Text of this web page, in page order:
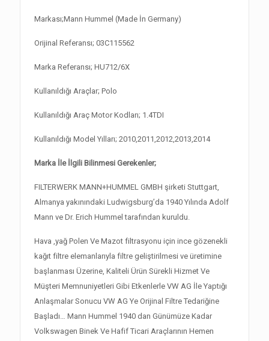
Markası;Mann Hummel (Made İn Germany)
Orijinal Referansı; 03C115562
Marka Referansı; HU712/6X
Kullanıldığı Araçlar; Polo
Kullanıldığı Araç Motor Kodları; 1.4TDI
Kullanıldığı Model Yılları; 2010,2011,2012,2013,2014
Marka İle İlgili Bilinmesi Gerekenler;
FILTERWERK MANN+HUMMEL GMBH şirketi Stuttgart,
Almanya yakınındaki Ludwigsburg’da 1940 Yılında Adolf
Mann ve Dr. Erich Hummel tarafından kuruldu.
Hava ,yağ Polen Ve Mazot filtrasyonu için ince gözenekli
kağıt filtre elemanlarıyla filtre geliştirilmesi ve üretimine
başlanması Üzerine, Kaliteli Ürün Sürekli Hizmet Ve
Müşteri Memnuniyetleri Gibi Etkenlerle VW AG İle Yaptığı
Anlaşmalar Sonucu VW AG Ye Orijinal Filtre Tedariğine
Başladı… Mann Hummel 1940 dan Günümüze Kadar
Volkswagen Binek Ve Hafif Ticari Araçlarının Hemen